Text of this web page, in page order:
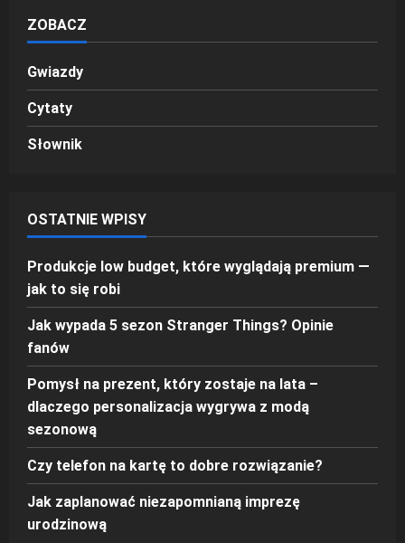
ZOBACZ
Gwiazdy
Cytaty
Słownik
OSTATNIE WPISY
Produkcje low budget, które wyglądają premium —
jak to się robi
Jak wypada 5 sezon Stranger Things? Opinie
fanów
Pomysł na prezent, który zostaje na lata –
dlaczego personalizacja wygrywa z modą
sezonową
Czy telefon na kartę to dobre rozwiązanie?
Jak zaplanować niezapomnianą imprezę
urodzinową